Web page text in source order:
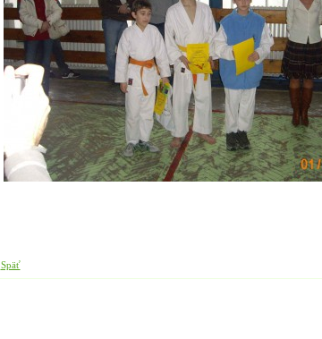
Späť